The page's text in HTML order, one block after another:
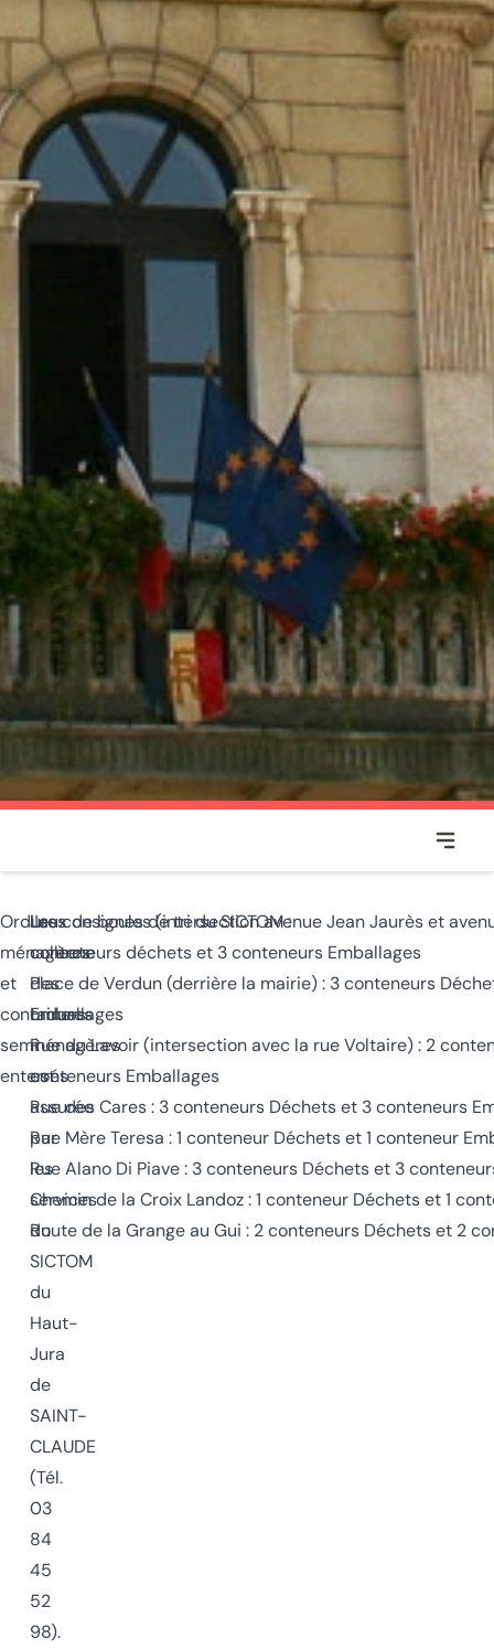
Voir
Ordures
ménagères
et
containers
semi
enterrés
La
collecte
des
ordures
ménagères
est
assurée
par
les
services
du
SICTOM
du
Haut-
Jura
de
SAINT-
CLAUDE
(Tél.
03
84
45
52
98).
Jeux de boules (intersection avenue Jean Jaurès et
conteneurs déchets et 3 conteneurs Emballages
Place de Verdun (derrière la mairie) : 3 conteneurs
Emballages
Rue du Lavoir (intersection avec la rue Voltaire) : 2
conteneurs Emballages
Rue des Cares : 3 conteneurs Déchets et 3 conteneurs
Rue Mère Teresa : 1 conteneur Déchets et 1 conteneur
Rue Alano Di Piave : 3 conteneurs Déchets et 3
Chemin de la Croix Landoz : 1 conteneur Déchets et 1
Route de la Grange au Gui : 2 conteneurs Déchets et 2
Les consignes de tri du SICTOM :